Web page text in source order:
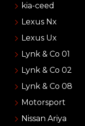
kia-ceed
Lexus Nx
Lexus Ux
Lynk & Co 01
Lynk & Co 02
Lynk & Co 08
Motorsport
Nissan Ariya